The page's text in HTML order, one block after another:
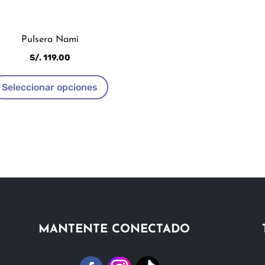
Pulsera Nami
S/.119.00
Seleccionar opciones
producto
se
en
página
MANTENTE CONECTADO